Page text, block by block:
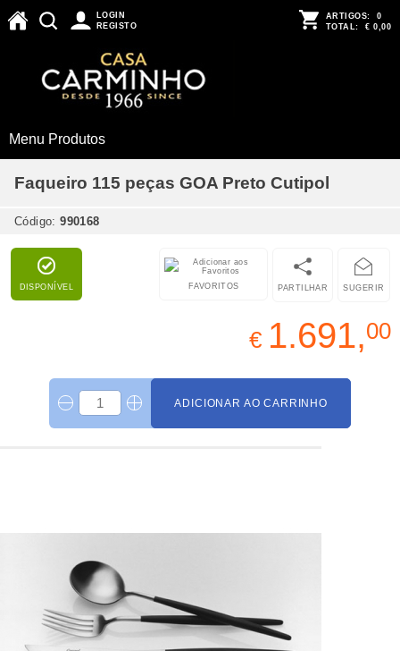
LOGIN
REGISTO
ARTIGOS: 0
TOTAL: € 0,00
Menu Produtos
Faqueiro 115 peças GOA Preto Cutipol
Código:990168
DISPONÍVEL SUGERIR
PARTILHAR
FAVORITOS
€ 1.691,00
ADICIONAR AO CARRINHO